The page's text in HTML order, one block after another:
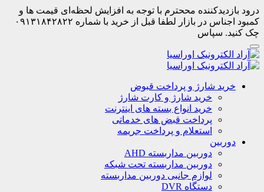
درود بازدیدکننده مححترم با توجه به افزایش لحظه‌ای قیمت ها و
کمبود اجناس در بازار لطفا قبل از خرید با شماره ۰۹۱۳۱۸۴۲۸۲۲
چک کنید. سپاس
خرید شارژ و پرداخت قبوض
خرید شارژ و کارت شارژ
خرید انواع بسته های اینترنت
پرداخت قبض های خدماتی
استعلام و پرداخت جریمه
دوربین
دوربین مداربسته AHD
دوربین مداربسته تحت شبکه
لوازم جانبی دوربین مداربسته
دستگاه DVR